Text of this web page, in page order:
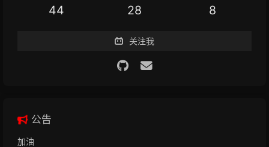
44 28 8
关注我
公告
加油